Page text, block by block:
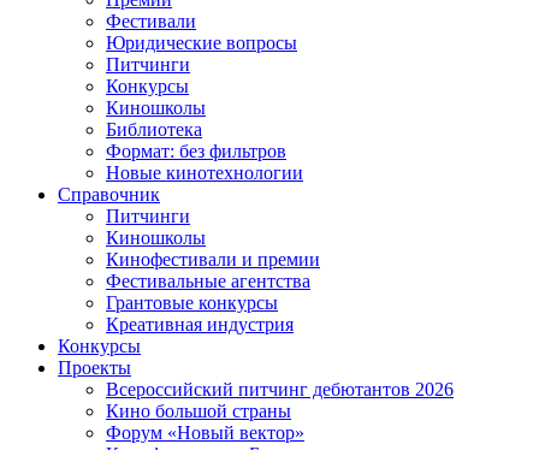
Фестивали
Юридические вопросы
Питчинги
Конкурсы
Киношколы
Библиотека
Формат: без фильтров
Новые кинотехнологии
Справочник
Питчинги
Киношколы
Кинофестивали и премии
Фестивальные агентства
Грантовые конкурсы
Креативная индустрия
Конкурсы
Проекты
Всероссийский питчинг дебютантов 2026
Кино большой страны
Форум «Новый вектор»